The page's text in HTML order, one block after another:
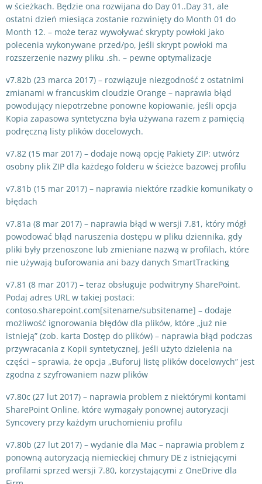
w ścieżkach. Będzie ona rozwijana do Day 01..Day 31, ale
ostatni dzień miesiąca zostanie rozwinięty do Month 01 do
Month 12. – może teraz wywoływać skrypty powłoki jako
polecenia wykonywane przed/po, jeśli skrypt powłoki ma
rozszerzenie nazwy pliku .sh. – pewne optymalizacje
v7.82b (23 marca 2017) – rozwiązuje niezgodność z ostatnimi
zmianami w francuskim cloudzie Orange – naprawia błąd
powodujący niepotrzebne ponowne kopiowanie, jeśli opcja
Kopia zapasowa syntetyczna była używana razem z pamięcią
podręczną listy plików docelowych.
v7.82 (15 mar 2017) – dodaje nową opcję Pakiety ZIP: utwórz
osobny plik ZIP dla każdego folderu w ścieżce bazowej profilu
v7.81b (15 mar 2017) – naprawia niektóre rzadkie komunikaty o
błędach
v7.81a (8 mar 2017) – naprawia błąd w wersji 7.81, który mógł
powodować błąd naruszenia dostępu w pliku dziennika, gdy
pliki były przenoszone lub zmieniane nazwą w profilach, które
nie używają buforowania ani bazy danych SmartTracking
v7.81 (8 mar 2017) – teraz obsługuje podwitryny SharePoint.
Podaj adres URL w takiej postaci:
contoso.sharepoint.com[sitename/subsitename] – dodaje
możliwość ignorowania błędów dla plików, które „już nie
istnieją” (zob. karta Dostęp do plików) – naprawia błąd podczas
przywracania z Kopii syntetycznej, jeśli użyto dzielenia na
części – sprawia, że opcja „Buforuj listę plików docelowych” jest
zgodna z szyfrowaniem nazw plików
v7.80c (27 lut 2017) – naprawia problem z niektórymi kontami
SharePoint Online, które wymagały ponownej autoryzacji
Syncovery przy każdym uruchomieniu profilu
v7.80b (27 lut 2017) – wydanie dla Mac – naprawia problem z
ponowną autoryzacją niemieckiej chmury DE z istniejącymi
profilami sprzed wersji 7.80, korzystającymi z OneDrive dla